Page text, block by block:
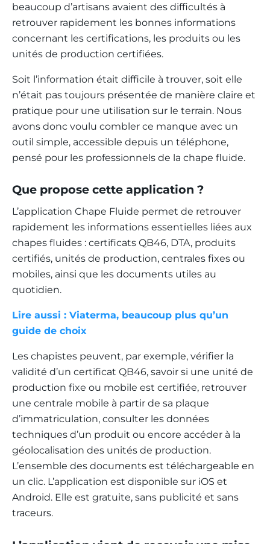
beaucoup d’artisans avaient des difficultés à
retrouver rapidement les bonnes informations
concernant les certifications, les produits ou les
unités de production certifiées.
Soit l’information était difficile à trouver, soit elle
n’était pas toujours présentée de manière claire et
pratique pour une utilisation sur le terrain. Nous
avons donc voulu combler ce manque avec un
outil simple, accessible depuis un téléphone,
pensé pour les professionnels de la chape fluide.
Que propose cette application ?
L’application Chape Fluide permet de retrouver
rapidement les informations essentielles liées aux
chapes fluides : certificats QB46, DTA, produits
certifiés, unités de production, centrales fixes ou
mobiles, ainsi que les documents utiles au
quotidien.
Lire aussi : Viaterma, beaucoup plus qu’un
guide de choix
Les chapistes peuvent, par exemple, vérifier la
validité d’un certificat QB46, savoir si une unité de
production fixe ou mobile est certifiée, retrouver
une centrale mobile à partir de sa plaque
d’immatriculation, consulter les données
techniques d’un produit ou encore accéder à la
géolocalisation des unités de production.
L’ensemble des documents est téléchargeable en
un clic. L’application est disponible sur iOS et
Android. Elle est gratuite, sans publicité et sans
traceurs.